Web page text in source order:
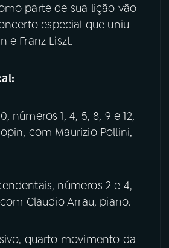
MEC
parte de sua lição vão
especial que uniu
e Franz Liszt.
números 1, 4, 5, 8, 9 e 12,
com Maurizio Pollini,
números 2 e 4,
Claudio Arrau, piano.
quarto movimento da